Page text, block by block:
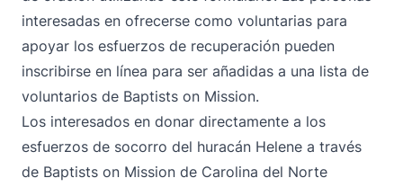
interesadas en ofrecerse como voluntarias para
apoyar los esfuerzos de recuperación pueden
inscribirse en línea para ser añadidas a una lista de
voluntarios de Baptists on Mission.
Los interesados en donar directamente a los
esfuerzos de socorro del huracán Helene a través
de Baptists on Mission de Carolina del Norte